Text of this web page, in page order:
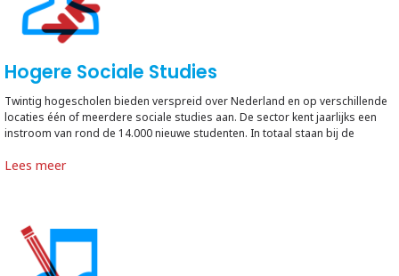
Hogere Sociale Studies
Twintig hogescholen bieden verspreid over Nederland en op verschillende
locaties één of meerdere sociale studies aan. De sector kent jaarlijks een
instroom van rond de 14.000 nieuwe studenten. In totaal staan bij de
opleidingen Hogere Sociale Studies (HSS) leveren jaarlijks zo'n 9.000
Lees meer